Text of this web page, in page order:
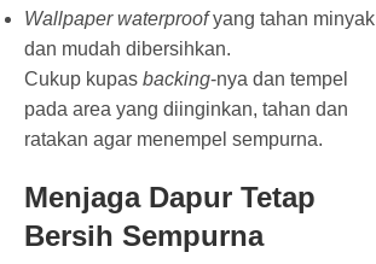
Wallpaper waterproofyang tahan minyak
dan mudah dibersihkan.
Cukup kupas backing-nya dan tempel
pada area yang diinginkan, tahan dan
ratakan agar menempel sempurna.
Menjaga Dapur Tetap
Bersih Sempurna